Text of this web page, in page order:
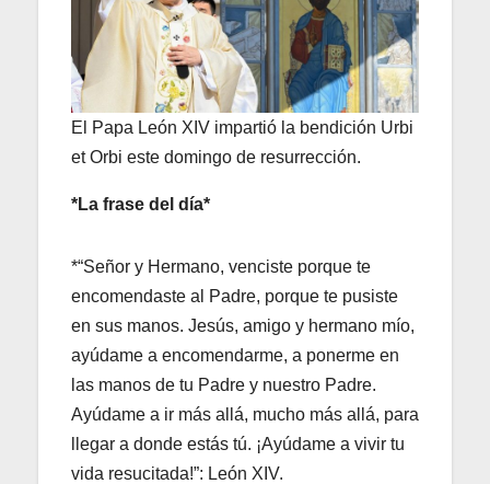
El Papa León XIV impartió la bendición Urbi
et Orbi este domingo de resurrección.
*La frase del día*
*“Señor y Hermano, venciste porque te
encomendaste al Padre, porque te pusiste
en sus manos. Jesús, amigo y hermano mío,
ayúdame a encomendarme, a ponerme en
las manos de tu Padre y nuestro Padre.
Ayúdame a ir más allá, mucho más allá, para
llegar a donde estás tú. ¡Ayúdame a vivir tu
vida resucitada!”: León XIV.